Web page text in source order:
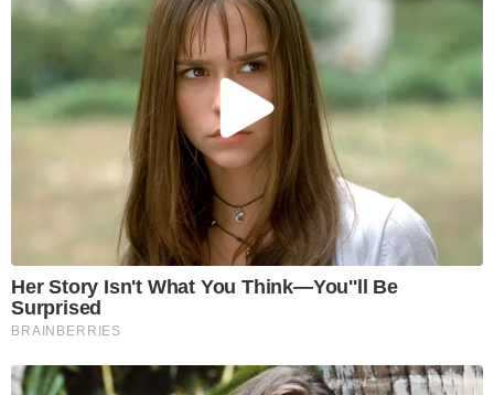
Her Story Isn't What You Think—You''ll Be
Surprised
BRAINBERRIES